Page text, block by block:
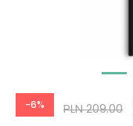
-6% PLN 209.00